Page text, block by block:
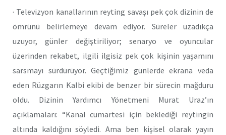
· Televizyon kanallarının reyting savaşı pek çok dizinin de
ömrünü belirlemeye devam ediyor. Süreler uzadıkça
uzuyor, günler değiştiriliyor; senaryo ve oyuncular
üzerinden rekabet, ilgili ilgisiz pek çok kişinin yaşamını
sarsmayı sürdürüyor. Geçtiğimiz günlerde ekrana veda
eden Rüzgarın Kalbi ekibi de benzer bir sürecin mağduru
oldu. Dizinin Yardımcı Yönetmeni Murat Uraz’ın
açıklamaları: “Kanal cumartesi için beklediği reytingin
altında kaldığını söyledi. Ama ben kişisel olarak yayın